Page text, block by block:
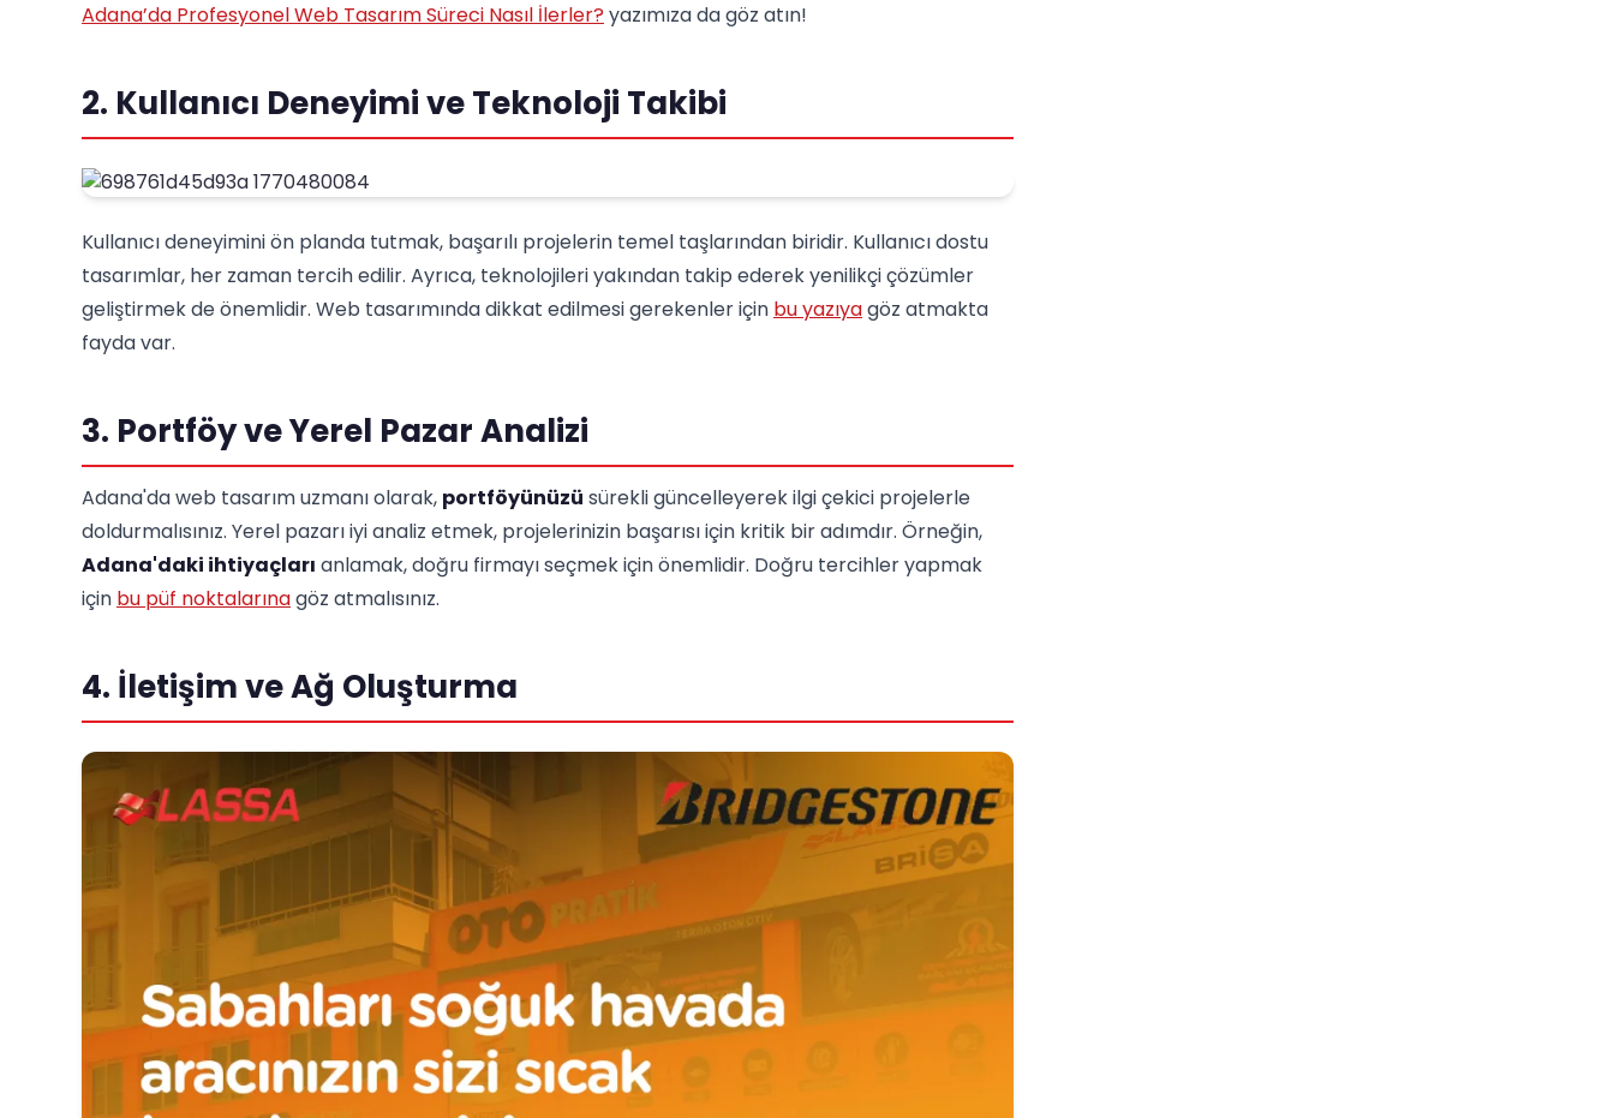
Adana’da Profesyonel Web Tasarım Süreci Nasıl İlerler? yazımıza da göz atın!
2. Kullanıcı Deneyimi ve Teknoloji Takibi
Kullanıcı deneyimini ön planda tutmak, başarılı projelerin temel taşlarından biridir. Kullanıcı dostu
tasarımlar, her zaman tercih edilir. Ayrıca, teknolojileri yakından takip ederek yenilikçi çözümler
geliştirmek de önemlidir. Web tasarımında dikkat edilmesi gerekenler için bu yazıyagöz atmakta
fayda var.
3. Portföy ve Yerel Pazar Analizi
Adana'da web tasarım uzmanı olarak, portföyünüzü sürekli güncelleyerek ilgi çekici projelerle
doldurmalısınız. Yerel pazarı iyi analiz etmek, projelerinizin başarısı için kritik bir adımdır. Örneğin,
Adana'daki ihtiyaçları anlamak, doğru firmayı seçmek için önemlidir. Doğru tercihler yapmak
için bu püf noktalarınagöz atmalısınız.
4. İletişim ve Ağ Oluşturma